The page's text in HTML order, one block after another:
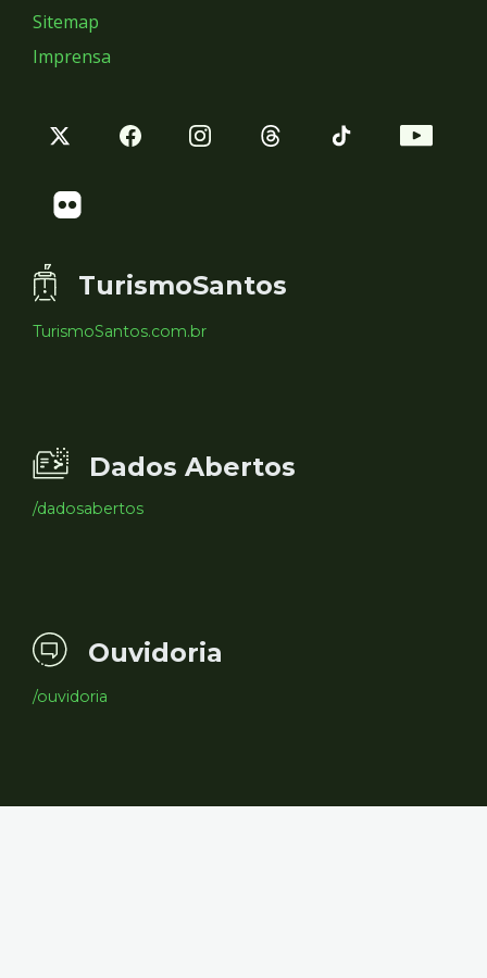
Sitemap
Imprensa
TurismoSantos
TurismoSantos.com.br
Dados Abertos
/dadosabertos
Ouvidoria
/ouvidoria